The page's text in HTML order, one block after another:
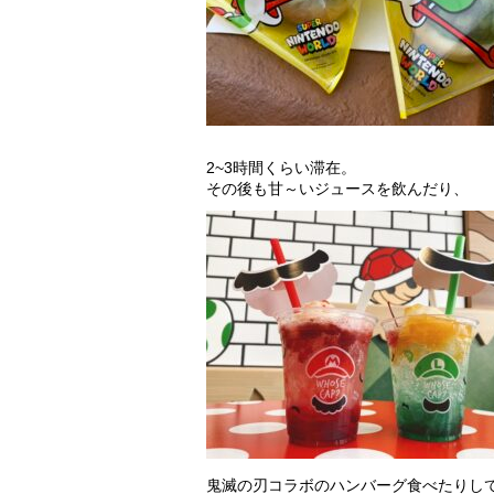
2~3時間くらい滞在。
その後も甘～いジュースを飲んだり、
鬼滅の刃コラボのハンバーグ食べたりし